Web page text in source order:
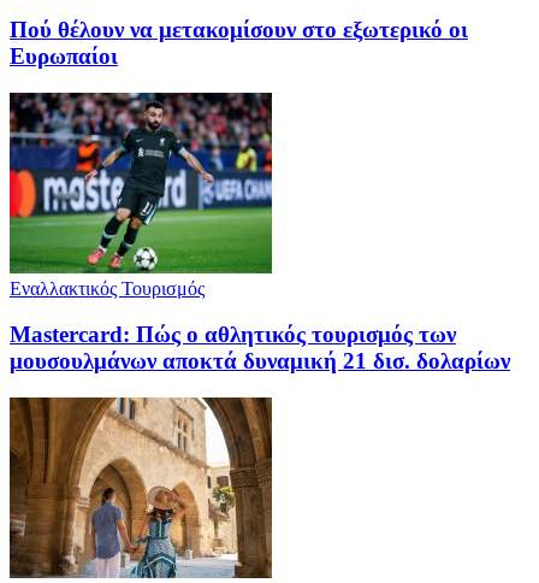
Πού θέλουν να μετακομίσουν στο εξωτερικό οι
Ευρωπαίοι
Εναλλακτικός Τουρισμός
Mastercard: Πώς ο αθλητικός τουρισμός των
μουσουλμάνων αποκτά δυναμική 21 δισ. δολαρίων